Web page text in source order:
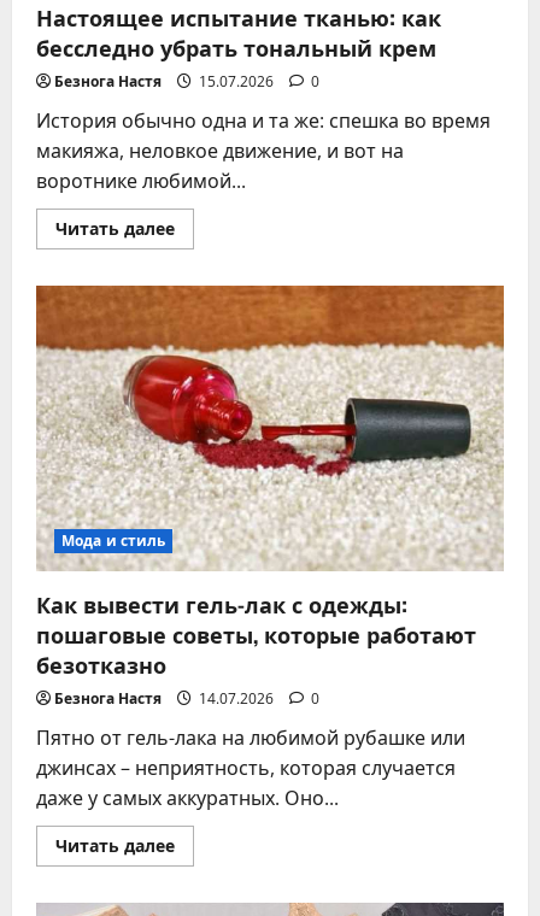
Настоящее испытание тканью: как
бесследно убрать тональный крем
Безнога Настя 15.07.2026 0
История обычно одна и та же: спешка во время
макияжа, неловкое движение, и вот на
воротнике любимой...
Читать далееПрочитать
больше
испытание
тканью:
бесследно
убрать
тональный
крем
Мода и стиль
Как вывести гель-лак с одежды:
пошаговые советы, которые работают
безотказно
Безнога Настя 14.07.2026 0
Пятно от гель-лака на любимой рубашке или
джинсах – неприятность, которая случается
даже у самых аккуратных. Оно...
Читать далееПрочитать
больше